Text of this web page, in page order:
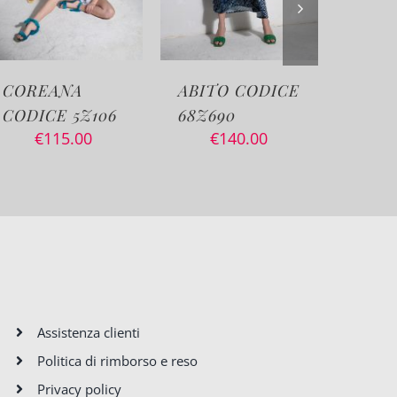
ABITO CODICE
68Z690
€ 140.00
MAGLIA
CODICE 12Z539
€85.00
Assistenza clienti
Politica di rimborso e reso
Privacy policy